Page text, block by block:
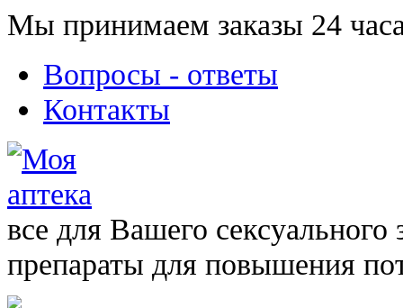
Мы принимаем заказы 24
Вопросы - ответы
Контакты
все для Вашего сексуального
препараты для повышения